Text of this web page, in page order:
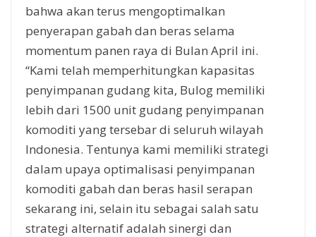
bahwa akan terus mengoptimalkan
penyerapan gabah dan beras selama
momentum panen raya di Bulan April ini.
“Kami telah memperhitungkan kapasitas
penyimpanan gudang kita, Bulog memiliki
lebih dari 1500 unit gudang penyimpanan
komoditi yang tersebar di seluruh wilayah
Indonesia. Tentunya kami memiliki strategi
dalam upaya optimalisasi penyimpanan
komoditi gabah dan beras hasil serapan
sekarang ini, selain itu sebagai salah satu
strategi alternatif adalah sinergi dan